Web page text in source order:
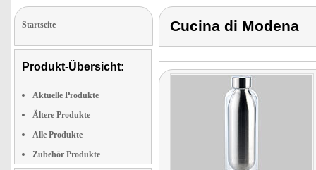
Startseite
Produkt-Übersicht:
Aktuelle Produkte
Ältere Produkte
Alle Produkte
Zubehör Produkte
Cucina di Modena